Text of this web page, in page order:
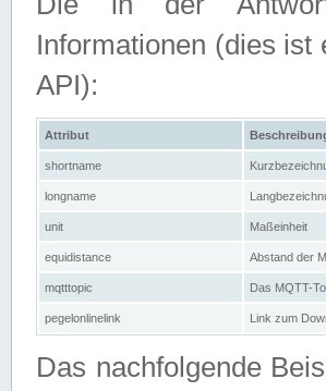
Informationen (dies ist
API):
Attribut
shortname
longname
unit Maßeinheit
equidistance Abstand der
mqtttopic Das MQTT-
pegelonlinelink Link zum
Das nachfolgende